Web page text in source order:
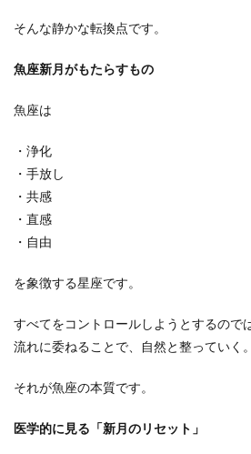
そんな静かな転換点です。
魚座新月がもたらすもの
魚座は
・浄化
・手放し
・共感
・直感
・自由
を象徴する星座です。
すべてをコントロールしようとするので
流れに委ねることで、自然と整っていく。
それが魚座の本質です。
医学的に見る「新月のリセット」